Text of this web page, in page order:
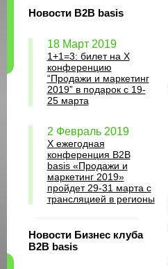
Новости B2B basis
18 Март 2019
1+1=3: билет на Х
конференцию
“Продажи и маркетинг
2019” в подарок с 19-
25 марта
2 Февраль 2019
X ежегодная
конференция B2B
basis «Продажи и
маркетинг 2019»
пройдет 29-31 марта с
трансляцией в регионы
Новости Бизнес клуба
B2B basis